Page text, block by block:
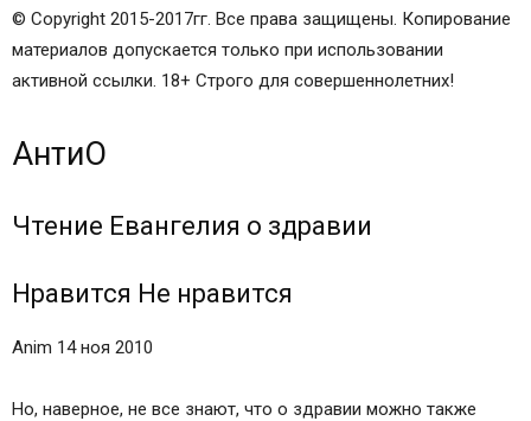
© Copyright 2015-2017гг. Все права защищены. Копирование
материалов допускается только при использовании
активной ссылки. 18+ Строго для совершеннолетних!
АнтиО
Чтение Евангелия о здравии
Нравится Не нравится
Anim 14 ноя 2010
Но, наверное, не все знают, что о здравии можно также